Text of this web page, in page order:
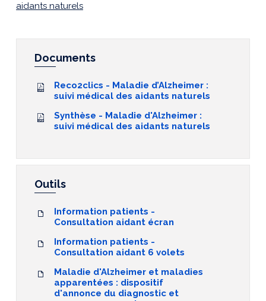
aidants naturels
Documents
Reco2clics - Maladie d’Alzheimer :
suivi médical des aidants naturels
Synthèse - Maladie d'Alzheimer :
suivi médical des aidants naturels
Outils
Information patients -
Consultation aidant écran
Information patients -
Consultation aidant 6 volets
Maladie d'Alzheimer et maladies
apparentées : dispositif
d'annonce du diagnostic et